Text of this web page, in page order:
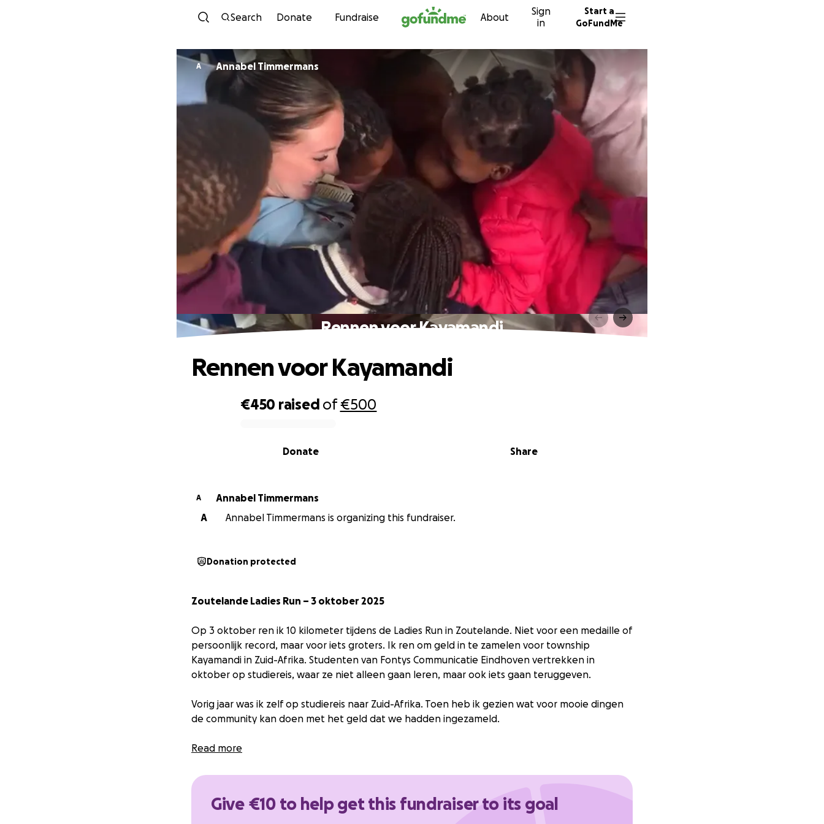
Skip to content
Search Donate Fundraise About
Sign
in
Start a
GoFundMe
A Annabel Timmermans
Rennen voor Kayamandi
€450 raised of€500
Share
Donate
Rennen voor Kayamandi
A
Annabel Timmermans
A
Annabel Timmermans is organizing this fundraiser.
Donation protected
Zoutelande Ladies Run – 3 oktober 2025
Op 3 oktober ren ik 10 kilometer tijdens de Ladies Run in Zoutelande. Niet voor een medaille of
persoonlijk record, maar voor iets groters. Ik ren om geld in te zamelen voor township
Kayamandi in Zuid-Afrika. Studenten van Fontys Communicatie Eindhoven vertrekken in
oktober op studiereis, waar ze niet alleen gaan leren, maar ook iets gaan teruggeven.
Vorig jaar was ik zelf op studiereis naar Zuid-Afrika. Toen heb ik gezien wat voor mooie dingen
de community kan doen met het geld dat we hadden ingezameld.
Kayamandi
gemeenschap met armoede, werkloosheid en beperkte toegang tot onderwijs en
Twee organisaties maken hier het verschil:
Read more
Give €10 to help get this fundraiser to its goal